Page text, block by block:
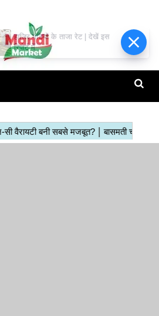
हाजिर मंडियों के ताजा रेट | देखें इस
रिपोर्ट में